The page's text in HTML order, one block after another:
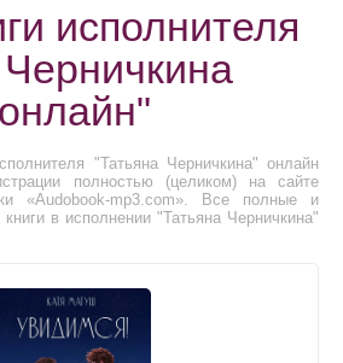
исполнителя
"Татьяна Черничкина" онлайн
полностью (целиком) на сайте
«Audobook-mp3.com». Все полные и
книги в исполнении "Татьяна Черничкина"